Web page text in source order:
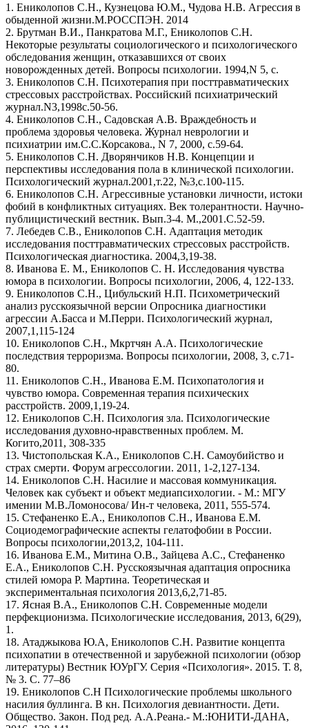
1. Ениколопов С.Н., Кузнецова Ю.М., Чудова Н.В. Агрессия в
обыденной жизни.М.РОССПЭН. 2014
2. Брутман В.И., Панкратова М.Г., Ениколопов С.Н.
Некоторые результаты социологического и психологического
обследования женщин, отказавшихся от своих
новорожденных детей. Вопросы психологии. 1994,N 5, с.
3. Ениколопов С.Н. Психотерапия при посттравматических
стрессовых расстройствах. Российский психиатрический
журнал.N3,1998с.50-56.
4. Ениколопов С.Н., Садовская А.В. Враждебность и
проблема здоровья человека. Журнал неврологии и
психиатрии им.С.С.Корсакова., N 7, 2000, с.59-64.
5. Ениколопов С.Н. Дворянчиков Н.В. Концепции и
перспективы исследования пола в клинической психологии.
Психологический журнал.2001,т.22, №3,с.100-115.
6. Ениколопов С.Н. Агрессивные установки личности, истоки
фобий в конфликтных ситуациях. Век толерантности. Научно-
публицистический вестник. Вып.3-4. М.,2001.С.52-59.
7. Лебедев С.В., Ениколопов С.Н. Адаптация методик
исследования посттравматических стрессовых расстройств.
Психологическая диагностика. 2004,3,19-38.
8. Иванова Е. М., Ениколопов С. Н. Исследования чувства
юмора в психологии. Вопросы психологии, 2006, 4, 122-133.
9. Ениколопов С.Н., Цибульский Н.П. Психометрический
анализ русскоязычной версии Опросника диагностики
агрессии А.Басса и М.Перри. Психологический журнал,
2007,1,115-124
10. Ениколопов С.Н., Мкртчян А.А. Психологические
последствия терроризма. Вопросы психологии, 2008, 3, с.71-
80.
11. Ениколопов С.Н., Иванова Е.М. Психопатология и
чувство юмора. Современная терапия психических
расстройств. 2009,1,19-24.
12. Ениколопов С.Н. Психология зла. Психологические
исследования духовно-нравственных проблем. М.
Когито,2011, 308-335
13. Чистопольская К.А., Ениколопов С.Н. Самоубийство и
страх смерти. Форум агрессологии. 2011, 1-2,127-134.
14. Ениколопов С.Н. Насилие и массовая коммуникация.
Человек как субъект и объект медиапсихологии. - М.: МГУ
имении М.В.Ломоносова/ Ин-т человека, 2011, 555-574.
15. Стефаненко Е.А., Ениколопов С.Н., Иванова Е.М.
Социодемографические аспекты гелатофобии в России.
Вопросы психологии,2013,2, 104-111.
16. Иванова Е.М., Митина О.В., Зайцева А.С., Стефаненко
Е.А., Ениколопов С.Н. Русскоязычная адаптация опросника
стилей юмора Р. Мартина. Теоретическая и
экспериментальная психология 2013,6,2,71-85.
17. Ясная В.А., Ениколопов С.Н. Современные модели
перфекционизма. Психологические исследования, 2013, 6(29),
1.
18. Атаджыкова Ю.А, Ениколопов С.Н. Развитие концепта
психопатии в отечественной и зарубежной психологии (обзор
литературы) Вестник ЮУрГУ. Серия «Психология». 2015. Т. 8,
№ 3. С. 77–86
19. Ениколопов С.Н Психологические проблемы школьного
насилия буллинга. В кн. Психология девиантности. Дети.
Общество. Закон. Под ред. А.А.Реана.- М.:ЮНИТИ-ДАНА,